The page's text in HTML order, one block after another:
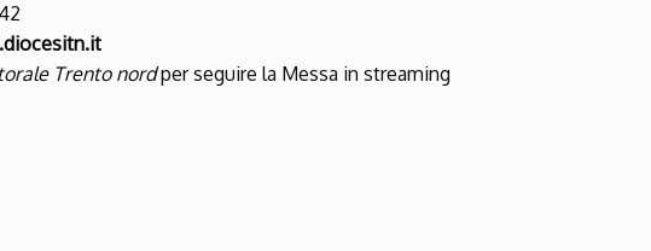
Trento nordper seguire la Messa in streaming